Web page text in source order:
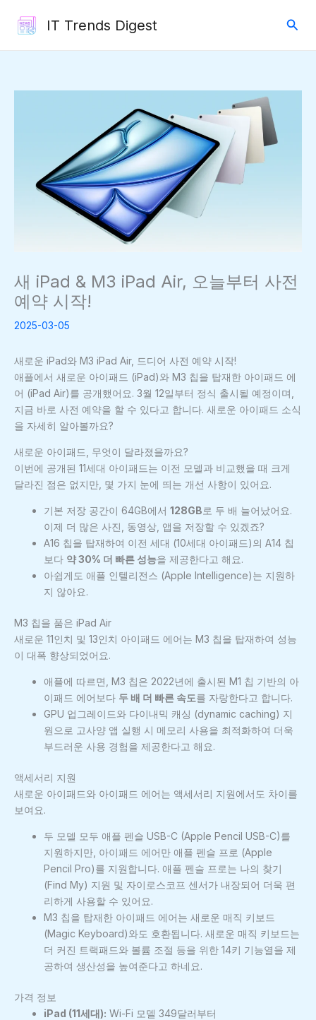
IT Trends Digest
검
새 iPad & M3 iPad Air, 오늘부터 사전
예약 시작!
2025-03-05
새로운 iPad와 M3 iPad Air, 드디어 사전 예약 시작!
애플에서 새로운 아이패드 (iPad)와 M3 칩을 탑재한 아이패드 에
어 (iPad Air)를 공개했어요. 3월 12일부터 정식 출시될 예정이며,
지금 바로 사전 예약을 할 수 있다고 합니다. 새로운 아이패드 소식
을 자세히 알아볼까요?
새로운 아이패드, 무엇이 달라졌을까요?
이번에 공개된 11세대 아이패드는 이전 모델과 비교했을 때 크게
달라진 점은 없지만, 몇 가지 눈에 띄는 개선 사항이 있어요.
기본 저장 공간이 64GB에서 128GB로 두 배 늘어났어요.
이제 더 많은 사진, 동영상, 앱을 저장할 수 있겠죠?
A16 칩을 탑재하여 이전 세대 (10세대 아이패드)의 A14 칩
보다 약 30% 더 빠른 성능을 제공한다고 해요.
아쉽게도 애플 인텔리전스 (Apple Intelligence)는 지원하
지 않아요.
M3 칩을 품은 iPad Air
새로운 11인치 및 13인치 아이패드 에어는 M3 칩을 탑재하여 성능
이 대폭 향상되었어요.
애플에 따르면, M3 칩은 2022년에 출시된 M1 칩 기반의 아
이패드 에어보다 두 배 더 빠른 속도를 자랑한다고 합니다.
GPU 업그레이드와 다이내믹 캐싱 (dynamic caching) 지
원으로 고사양 앱 실행 시 메모리 사용을 최적화하여 더욱
부드러운 사용 경험을 제공한다고 해요.
액세서리 지원
새로운 아이패드와 아이패드 에어는 액세서리 지원에서도 차이를
보여요.
두 모델 모두 애플 펜슬 USB-C (Apple Pencil USB-C)를
지원하지만, 아이패드 에어만 애플 펜슬 프로 (Apple
Pencil Pro)를 지원합니다. 애플 펜슬 프로는 나의 찾기
(Find My) 지원 및 자이로스코프 센서가 내장되어 더욱 편
리하게 사용할 수 있어요.
M3 칩을 탑재한 아이패드 에어는 새로운 매직 키보드
(Magic Keyboard)와도 호환됩니다. 새로운 매직 키보드는
더 커진 트랙패드와 볼륨 조절 등을 위한 14키 기능열을 제
공하여 생산성을 높여준다고 하네요.
가격 정보
iPad (11세대): Wi-Fi 모델 349달러부터